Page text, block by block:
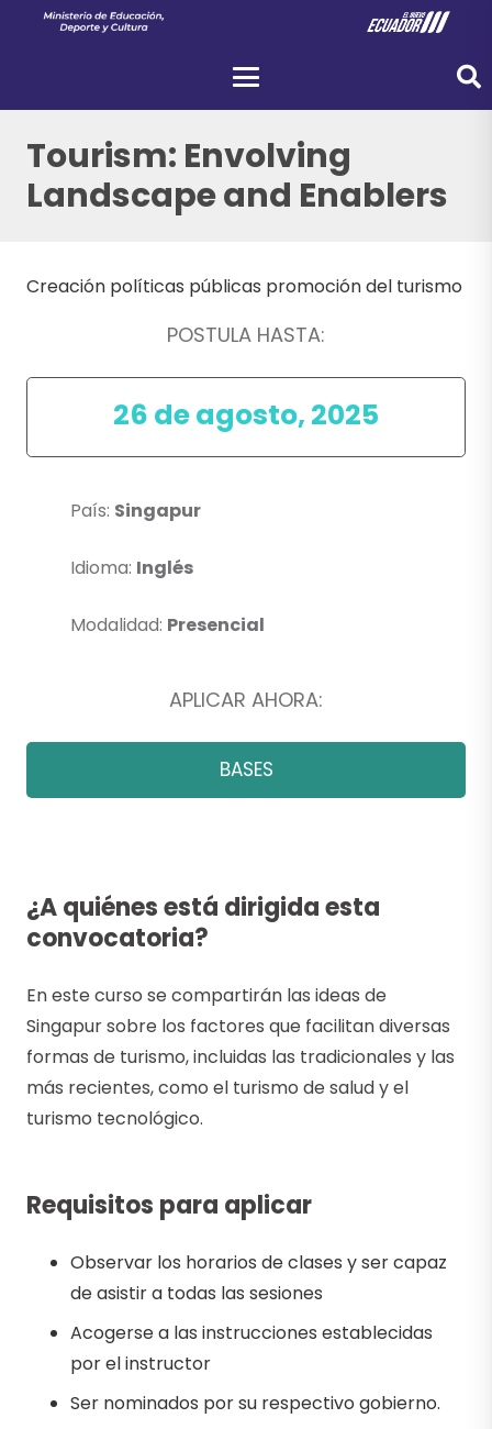
Tourism: Envolving
Landscape and Enablers
Creación políticas públicas promoción del turismo
POSTULA HASTA:
26 de agosto, 2025
País: Singapur
Idioma: Inglés
Modalidad: Presencial
APLICAR AHORA:
BASES
¿A quiénes está dirigida esta
convocatoria?
En este curso se compartirán las ideas de
Singapur sobre los factores que facilitan diversas
formas de turismo, incluidas las tradicionales y las
más recientes, como el turismo de salud y el
turismo tecnológico.
Requisitos para aplicar
Observar los horarios de clases y ser capaz
de asistir a todas las sesiones
Acogerse a las instrucciones establecidas
por el instructor
Ser nominados por su respectivo gobierno.